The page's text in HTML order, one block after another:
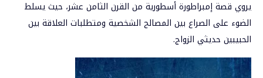
يروي قصة إمبراطورة أسطورية من القرن الثامن عشر، حيث يسلط
الضوء على الصراع بين المصالح الشخصية ومتطلبات العلاقة بين
الحبيبين حديثي الزواج.